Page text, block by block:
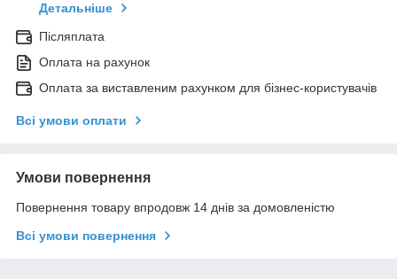
Детальніше
Післяплата
Оплата на рахунок
Оплата за виставленим рахунком для бізнес-користувачів
Всі умови оплати
Умови повернення
Повернення товару впродовж 14 днів за домовленістю
Всі умови повернення